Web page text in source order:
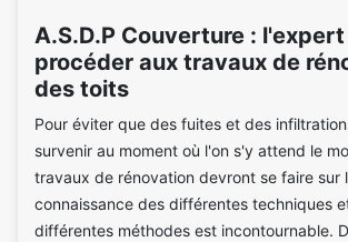
A.S.D.P Couverture :
procéder aux travaux de
des toits
Pour éviter que des fuites et des
survenir au moment où l'on s'y attend le
travaux de rénovation devront se faire sur
connaissance des différentes techniques
différentes méthodes est incontournable.